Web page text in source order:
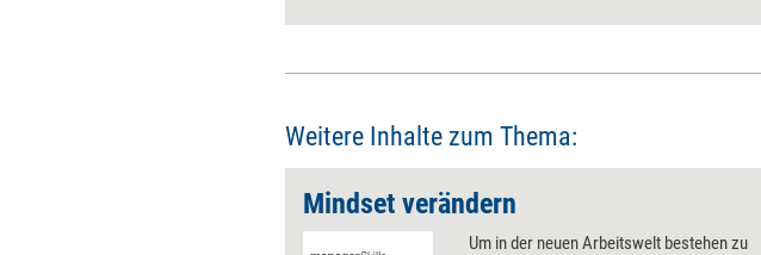
Weitere Inhalte zum Thema:
Mindset verändern
Um in der neuen Arbeitswelt bestehen zu